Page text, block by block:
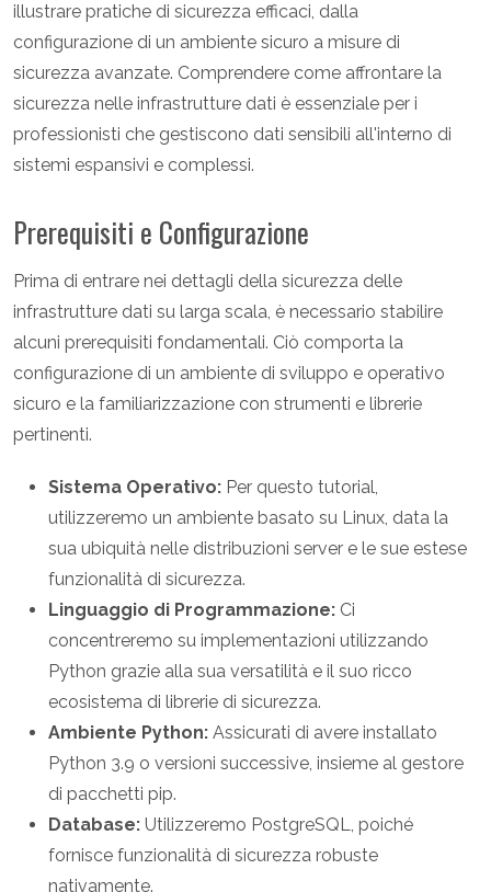
illustrare pratiche di sicurezza efficaci, dalla
configurazione di un ambiente sicuro a misure di
sicurezza avanzate. Comprendere come affrontare la
sicurezza nelle infrastrutture dati è essenziale per i
professionisti che gestiscono dati sensibili all'interno di
sistemi espansivi e complessi.
Prerequisiti e Configurazione
Prima di entrare nei dettagli della sicurezza delle
infrastrutture dati su larga scala, è necessario stabilire
alcuni prerequisiti fondamentali. Ciò comporta la
configurazione di un ambiente di sviluppo e operativo
sicuro e la familiarizzazione con strumenti e librerie
pertinenti.
Sistema Operativo: Per questo tutorial,
utilizzeremo un ambiente basato su Linux, data la
sua ubiquità nelle distribuzioni server e le sue estese
funzionalità di sicurezza.
Linguaggio di Programmazione: Ci
concentreremo su implementazioni utilizzando
Python grazie alla sua versatilità e il suo ricco
ecosistema di librerie di sicurezza.
Ambiente Python: Assicurati di avere installato
Python 3.9 o versioni successive, insieme al gestore
di pacchetti pip.
Database: Utilizzeremo PostgreSQL, poiché
fornisce funzionalità di sicurezza robuste
nativamente.